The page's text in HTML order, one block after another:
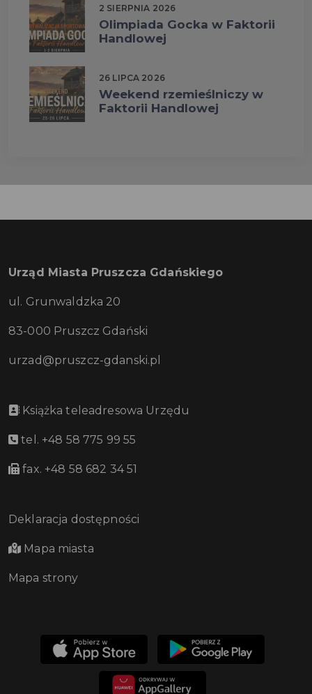
2 SIERPNIA 2026
Olimpiada Gocka w Faktorii
Handlowej
26 LIPCA 2026
Weekend rzemieślniczy w
Faktorii Handlowej
Urząd Miasta Pruszcza Gdańskiego
ul. Grunwaldzka 20
83-000 Pruszcz Gdański
urzad@pruszcz-gdanski.pl
Książka teleadresowa Urzędu
tel. +48 58 775 99 55
fax. +48 58 682 34 51
Deklaracja dostępności
Mapa miasta
Mapa strony